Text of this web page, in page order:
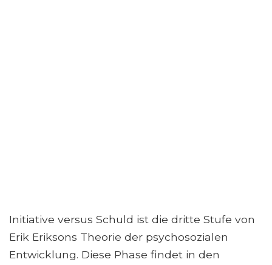
Initiative versus Schuld ist die dritte Stufe von
Erik Eriksons Theorie der psychosozialen
Entwicklung. Diese Phase findet in den